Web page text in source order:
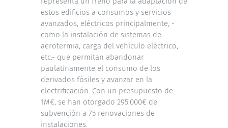
estos edificios a consumos y servicios
avanzados, eléctricos principalmente, -
como la instalación de sistemas de
aerotermia, carga del vehículo eléctrico,
etc.- que permitan abandonar
paulatinamente el consumo de los
derivados fósiles y avanzar en la
electrificación. Con un presupuesto de
1M€, se han otorgado 295.000€ de
subvención a 75 renovaciones de
instalaciones.